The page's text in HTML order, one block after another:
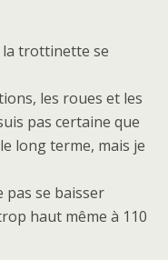
la trottinette se
les roues et les
pas certaine que
long terme, mais je
pas se baisser
haut même à 110